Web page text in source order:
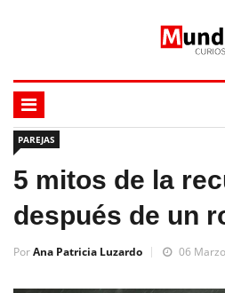
PAREJAS
5 mitos de la
después de un
PorAna Patricia Luzardo 06